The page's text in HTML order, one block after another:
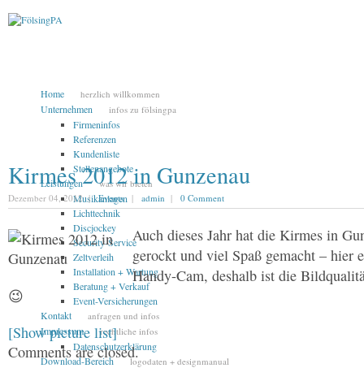
Home herzlich willkommen
Unternehmen infos zu fölsingpa
Firmeninfos
Referenzen
Kundenliste
Stellenangebote
Leistungen
was wir bieten
Musikanlagen
Lichttechnik
Discjockey
Security-Service
Zeltverleih
Installation + Wartung
Beratung + Verkauf
Event-Versicherungen
Kontakt
anfragen und infos
Impressum rechtliche infos
Datenschutzerklärung
Download-Bereich
logodaten + designmanual
Kirmes 2012 in Gunzenau
Dezember 04, 2012 |Events| admin | 0 Comment
Auch dieses Jahr hat die Kirmes in
gerockt und viel Spaß gemacht – hier
Handy-Cam, deshalb ist die
😉
[Show picture list]
Comments are closed.